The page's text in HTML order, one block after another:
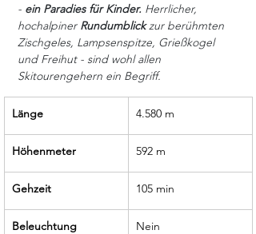
- ein Paradies für Kinder. Herrlicher,
hochalpiner Rundumblick zur berühmten
Zischgeles, Lampsenspitze, Grießkogel
und Freihut - sind wohl allen
Skitourengehern ein Begriff.
Länge 4.580 m
Höhenmeter 592 m
Gehzeit 105 min
Beleuchtung Nein